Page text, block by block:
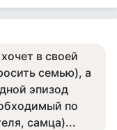
в своей
семью), а
эпизод
по
самца)...